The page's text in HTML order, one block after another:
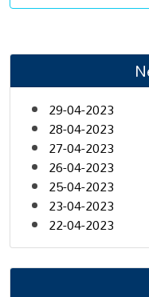
29-04-2023
28-04-2023
27-04-2023
26-04-2023
25-04-2023
23-04-2023
22-04-2023